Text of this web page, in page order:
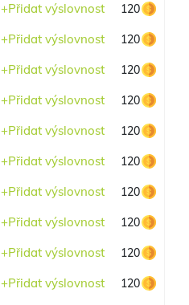
+Přidat výslovnost 120
+Přidat výslovnost 120
+Přidat výslovnost 120
+Přidat výslovnost 120
+Přidat výslovnost 120
+Přidat výslovnost 120
+Přidat výslovnost 120
+Přidat výslovnost 120
+Přidat výslovnost 120
+Přidat výslovnost 120